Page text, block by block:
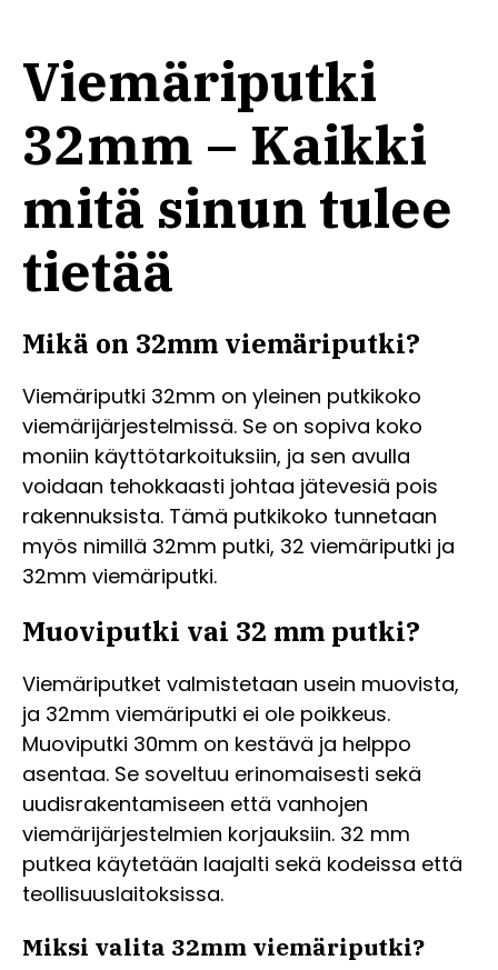
Viemäriputki
32mm – Kaikki
mitä sinun tulee
tietää
Mikä on 32mm viemäriputki?
Viemäriputki 32mm on yleinen putkikoko
viemärijärjestelmissä. Se on sopiva koko
moniin käyttötarkoituksiin, ja sen avulla
voidaan tehokkaasti johtaa jätevesiä pois
rakennuksista. Tämä putkikoko tunnetaan
myös nimillä 32mm putki, 32 viemäriputki ja
32mm viemäriputki.
Muoviputki vai 32 mm putki?
Viemäriputket valmistetaan usein muovista,
ja 32mm viemäriputki ei ole poikkeus.
Muoviputki 30mm on kestävä ja helppo
asentaa. Se soveltuu erinomaisesti sekä
uudisrakentamiseen että vanhojen
viemärijärjestelmien korjauksiin. 32 mm
putkea käytetään laajalti sekä kodeissa että
teollisuuslaitoksissa.
Miksi valita 32mm viemäriputki?